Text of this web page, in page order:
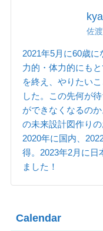
佐
2021年5月に60歳
力的・体力的にも
を終え、やりたい
した。この先何が
ができなくなるの
の未来設計図作り
2020年に国内、
得。2023年2月に日
ました！
Calendar